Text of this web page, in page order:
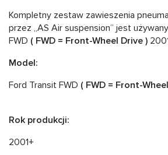
Kompletny zestaw zawieszenia
przez „AS Air suspension” jest
FWD ( FWD = Front-Wheel Drive )
Model:
Ford Transit FWD ( FWD = Front-
Rok produkcji:
2001+